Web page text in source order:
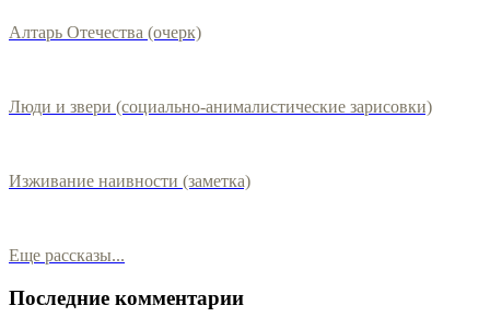
Алтарь Отечества (очерк)
Люди и звери (социально-анималистические зарисовки)
Изживание наивности (заметка)
Еще рассказы...
Последние комментарии